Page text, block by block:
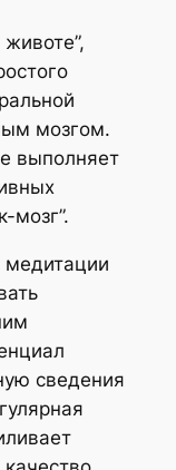
мозгом.
выполняет
мозг”.
сведения